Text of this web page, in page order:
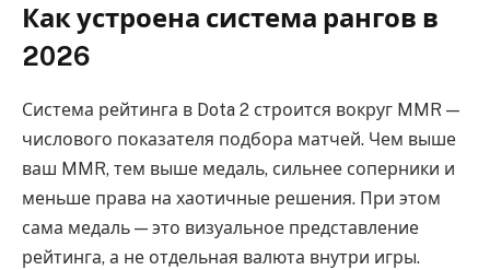
Как устроена система рангов в
2026
Система рейтинга в Dota 2 строится вокруг MMR —
числового показателя подбора матчей. Чем выше
ваш MMR, тем выше медаль, сильнее соперники и
меньше права на хаотичные решения. При этом
сама медаль — это визуальное представление
рейтинга, а не отдельная валюта внутри игры.